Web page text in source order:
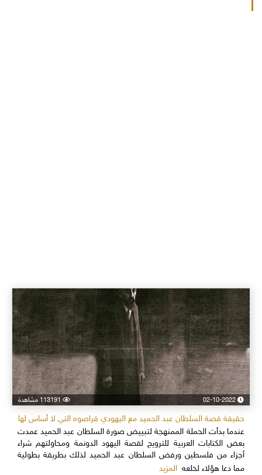
02-10-2022 113191 مشاهدة
حقيقة قصة السلطان عبد الحميد مع اليهودي قراصوه التي لا أساس لها
عندما بدأت الحملة الممنهجة لتبييض صورة السلطان عبد الحميد عمدت
بعض الكتابات العربية للترويج لقصة اليهود الدونمة ومحاولتهم شراء
أجزاء من فلسطين ورفض السلطان عبد الحميد لذلك بطريقة بطولية
مما دعا هؤلاء لخلعهالمزيد